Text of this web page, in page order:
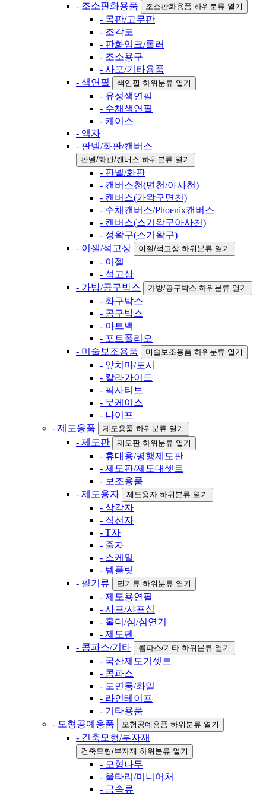
- 조소판화용품
조소판화용품 하위분류 열기
- 목판/고무판
- 조각도
- 판화잉크/롤러
- 조소용구
- 사포/기타용품
- 색연필
색연필 하위분류 열기
- 유성색연필
- 수채색연필
- 케이스
- 액자
- 판넬/화판/캔버스
판넬/화판/캔버스 하위분류 열기
- 판넬/화판
- 캔버스천(면천/아사천)
- 캔버스(가왁구면천)
- 수채캔버스/Phoenix캔버스
- 캔버스(스기왁구아사천)
- 정왁구(스기왁구)
- 이젤/석고상
이젤/석고상 하위분류 열기
- 이젤
- 석고상
- 가방/공구박스
가방/공구박스 하위분류 열기
- 화구박스
- 공구박스
- 아트백
- 포트폴리오
- 미술보조용품
미술보조용품 하위분류 열기
- 앞치마/토시
- 칼라가이드
- 픽사티브
- 붓케이스
- 나이프
- 제도용품
제도용품 하위분류 열기
- 제도판 제도판 하위분류 열기
- 휴대용/평행제도판
- 제도판/제도대셋트
- 보조용품
- 제도용자
제도용자 하위분류 열기
- 삼각자
- 직선자
- T자
- 줄자
- 스케일
- 템플릿
- 필기류
필기류 하위분류 열기
- 제도용연필
- 사프/샤프심
- 홀더/심/심연기
- 제도펜
- 콤파스/기타
콤파스/기타 하위분류 열기
- 국산제도기셋트
- 콤파스
- 도면통/화일
- 라인테이프
- 기타용품
- 모형공예용품
모형공예용품 하위분류 열기
- 건축모형/부자재
건축모형/부자재 하위분류 열기
- 모형나무
- 울타리/미니어처
- 금속류